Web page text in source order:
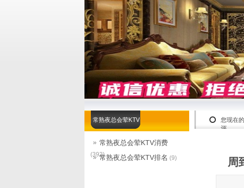
您现在
评
周
常熟夜总会荤KTV
常熟夜总会荤KTV消费
(392)常熟夜总会荤KTV排名 (9)